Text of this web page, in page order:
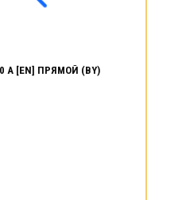
А [EN] ПРЯМОЙ (BY)